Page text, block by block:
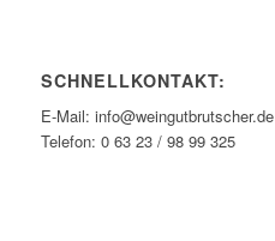
SCHNELLKONTAKT:
E-Mail: info@weingutbrutscher.de
Telefon: 0 63 23 / 98 99 325